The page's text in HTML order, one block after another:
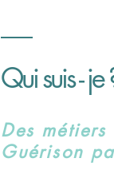
Qui suis - je
Des
Guérison